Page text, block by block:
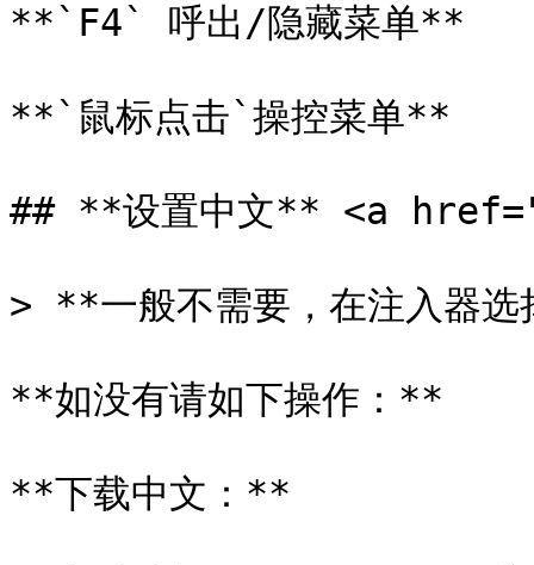
**`F4` 呼出/隐藏菜单**
**`鼠标点击`操控菜单**
## **设置中文** <a
> **一般不需要，在注入器选
**如没有请如下操作：**
**下载中文：**